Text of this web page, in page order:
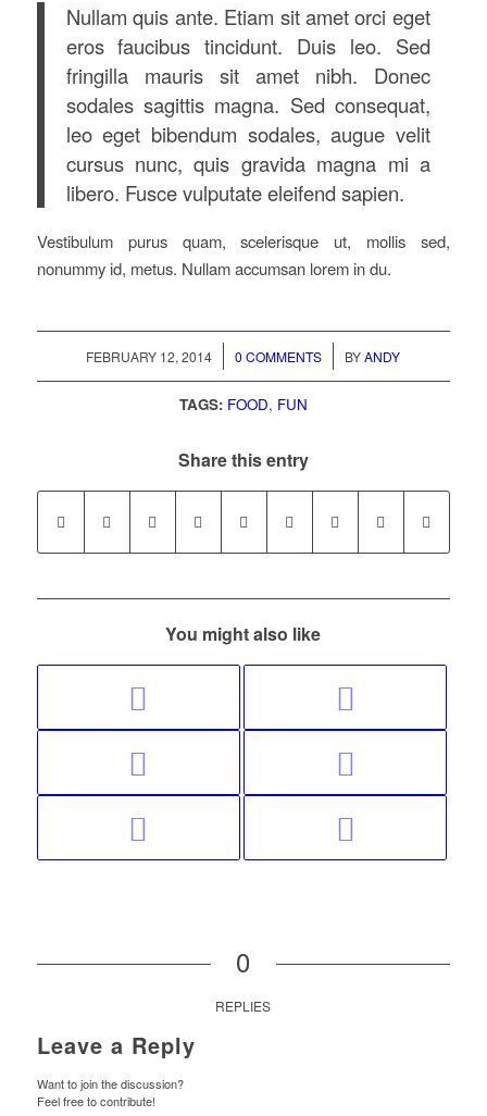
Nullam quis ante. Etiam sit amet orci eget
eros faucibus tincidunt. Duis leo. Sed
fringilla mauris sit amet nibh. Donec
sodales sagittis magna. Sed consequat,
leo eget bibendum sodales, augue velit
cursus nunc, quis gravida magna mi a
libero. Fusce vulputate eleifend sapien.
Vestibulum purus quam, scelerisque ut, mollis sed,
nonummy id, metus. Nullam accumsan lorem in du.
FEBRUARY 12, 2014
/ 0 COMMENTS
/ BYANDY
TAGS: FOOD, FUN
Share this entry
You might also like
0
REPLIES
Leave a Reply
Want to join the discussion?
Feel free to contribute!